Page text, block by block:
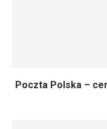
Poczta Polska –